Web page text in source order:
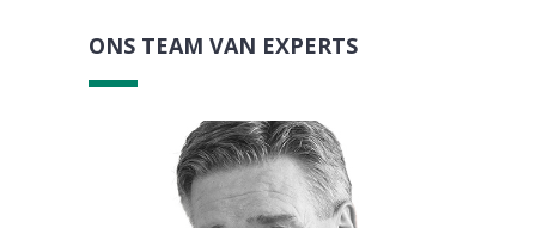
ONS TEAM VAN EXPERTS